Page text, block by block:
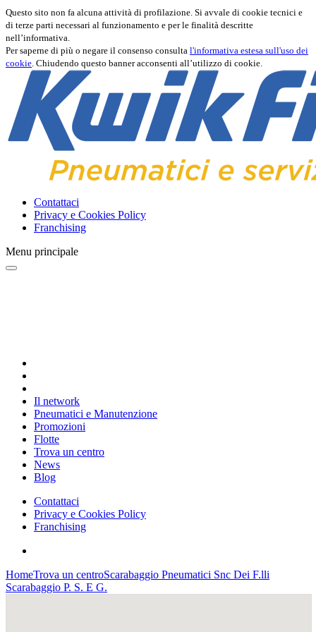
Questo sito non fa alcuna attività di profilazione. Si avvale di cookie tecnici e
di terze parti necessari al funzionamento e per le finalità descritte
nell’informativa.
Per saperne di più o negare il consenso consulta l'informativa estesa sull'uso dei
cookie. Chiudendo questo banner acconsenti all’utilizzo di cookie.
Contattaci
Privacy e Cookies Policy
Franchising
Menu principale
Il network
Pneumatici e Manutenzione
Promozioni
Flotte
Trova un centro
News
Blog
Contattaci
Privacy e Cookies Policy
Franchising
HomeTrova un centroScarabaggio Pneumatici Snc Dei F.lli
Scarabaggio P. S. E G.